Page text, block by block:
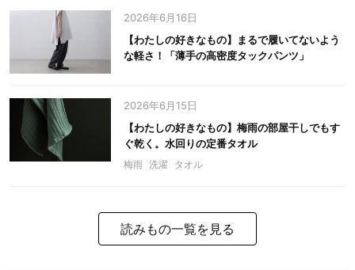
2026年6月16日
【わたしの好きなもの】まるで履いてないよう
な軽さ！「薄手の高密度タックパンツ」
2026年6月15日
【わたしの好きなもの】梅雨の部屋干しでもす
ぐ乾く。水回りの定番タオル
梅雨 洗濯 タオル
読みもの一覧を見る